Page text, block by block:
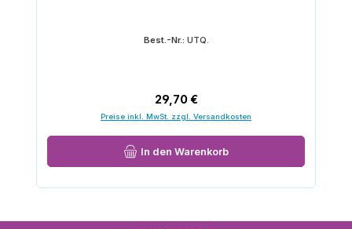
Best.-Nr.: UTQ.
Regulärer Preis:
29,70 €
Preise inkl. MwSt. zzgl. Versandkosten
In den Warenkorb